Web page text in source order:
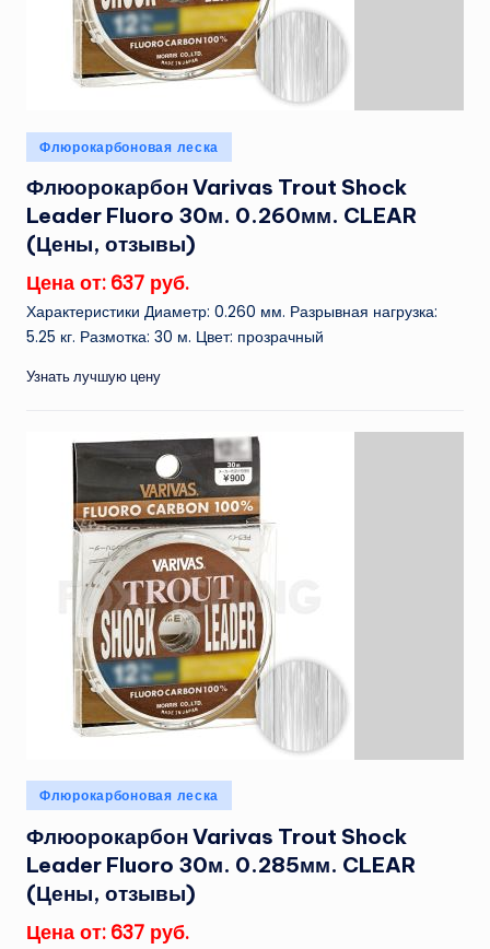
Опубликовано
в
Флюрокарбоновая леска
Флюорокарбон Varivas Trout Shock
Leader Fluoro 30м. 0.260мм. CLEAR
(Цены, отзывы)
Цена от: 637 руб.
Характеристики Диаметр: 0.260 мм. Разрывная нагрузка:
5.25 кг. Размотка: 30 м. Цвет: прозрачный
Узнать лучшую цену
Опубликовано
в
Флюрокарбоновая леска
Флюорокарбон Varivas Trout Shock
Leader Fluoro 30м. 0.285мм. CLEAR
(Цены, отзывы)
Цена от: 637 руб.